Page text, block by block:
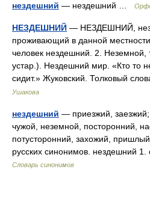
нездешний — нездешний …
НЕЗДЕШНИЙ — НЕЗДЕШНИЙ,
проживающий в данной
человек нездешний. 2. Неземной,
устар.). Нездешний мир. «Кто то
сидит.» Жуковский. Толковый
Ушакова
нездешний — приезжий, заезжий;
чужой, неземной, посторонний,
потусторонний, захожий,
русских синонимов. нездешний
Словарь синонимов